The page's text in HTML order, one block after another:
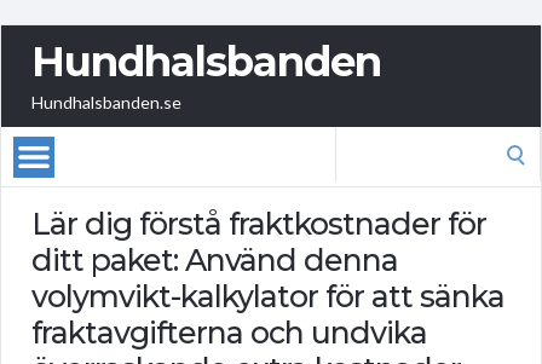
Hundhalsbanden
Hundhalsbanden.se
Lär dig förstå fraktkostnader för
ditt paket: Använd denna
volymvikt-kalkylator för att sänka
fraktavgifterna och undvika